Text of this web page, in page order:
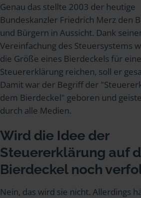
Genau das stellte 2003 der heutige
Bundeskanzler Friedrich Merz den
und Bürgern in Aussicht. Dank
Vereinfachung des Steuersystems
die Größe eines Bierdeckels für eine
Steuererklärung reichen, soll er
Damit war der Begriff der
dem Bierdeckel" geboren und
durch alle Medien.
Wird die Idee der
Steuererklärung auf
Bierdeckel noch
Nein, das wird sie nicht. Allerdings